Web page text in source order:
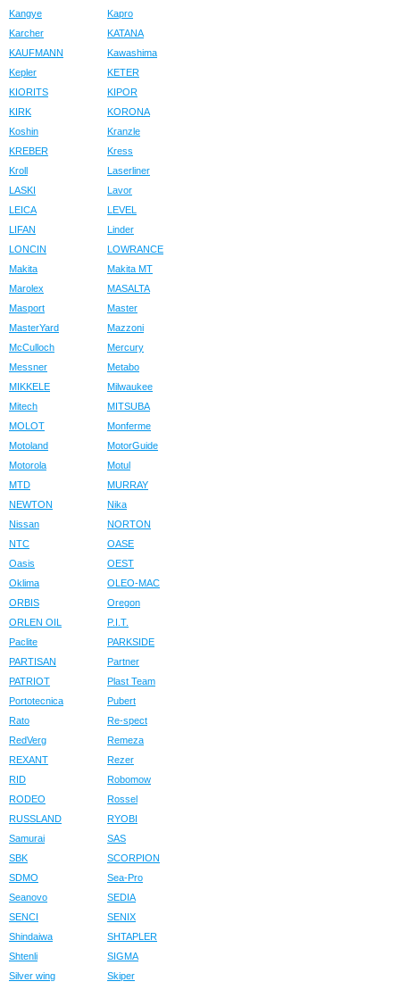
Kangye
Kapro
Karcher
KATANA
KAUFMANN
Kawashima
Kepler
KETER
KIORITS
KIPOR
KIRK
KORONA
Koshin
Kranzle
KREBER
Kress
Kroll
Laserliner
LASKI
Lavor
LEICA
LEVEL
LIFAN
Linder
LONCIN
LOWRANCE
Makita
Makita MT
Marolex
MASALTA
Masport
Master
MasterYard
Mazzoni
McCulloch
Mercury
Messner
Metabo
MIKKELE
Milwaukee
Mitech
MITSUBA
MOLOT
Monferme
Motoland
MotorGuide
Motorola
Motul
MTD
MURRAY
NEWTON
Nika
Nissan
NORTON
NTC
OASE
Oasis
OEST
Oklima
OLEO-MAC
ORBIS
Oregon
ORLEN OIL
P.I.T.
Paclite
PARKSIDE
PARTISAN
Partner
PATRIOT
Plast Team
Portotecnica
Pubert
Rato
Re-spect
RedVerg
Remeza
REXANT
Rezer
RID
Robomow
RODEO
Rossel
RUSSLAND
RYOBI
Samurai
SAS
SBK
SCORPION
SDMO
Sea-Pro
Seanovo
SEDIA
SENCI
SENIX
Shindaiwa
SHTAPLER
Shtenli
SIGMA
Silver wing
Skiper